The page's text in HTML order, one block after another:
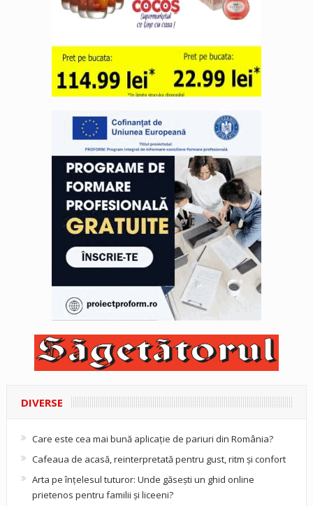
DIVERSE
Care este cea mai bună aplicație de pariuri din România?
Cafeaua de acasă, reinterpretată pentru gust, ritm și confort
Arta pe înțelesul tuturor: Unde găsești un ghid online
prietenos pentru familii și liceeni?